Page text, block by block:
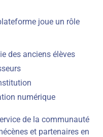
joue un rôle
des anciens élèves
numérique
de la communauté
et partenaires en